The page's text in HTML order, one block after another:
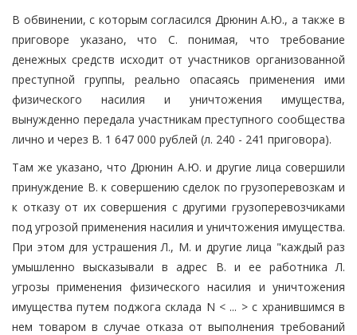
В обвинении, с которым согласился Дрюнин А.Ю., а также в
приговоре указано, что С. понимая, что требование
денежных средств исходит от участников организованной
преступной группы, реально опасаясь применения ими
физического насилия и уничтожения имущества,
вынужденно передала участникам преступного сообщества
лично и через В. 1 647 000 рублей (л. 240 - 241 приговора).
Там же указано, что Дрюнин А.Ю. и другие лица совершили
принуждение В. к совершению сделок по грузоперевозкам и
к отказу от их совершения с другими грузоперевозчиками
под угрозой применения насилия и уничтожения имущества.
При этом для устрашения Л., М. и другие лица "каждый раз
умышленно высказывали в адрес В. и ее работника Л.
угрозы применения физического насилия и уничтожения
имущества путем поджога склада N < ... > с хранившимся в
нем товаром в случае отказа от выполнения требований